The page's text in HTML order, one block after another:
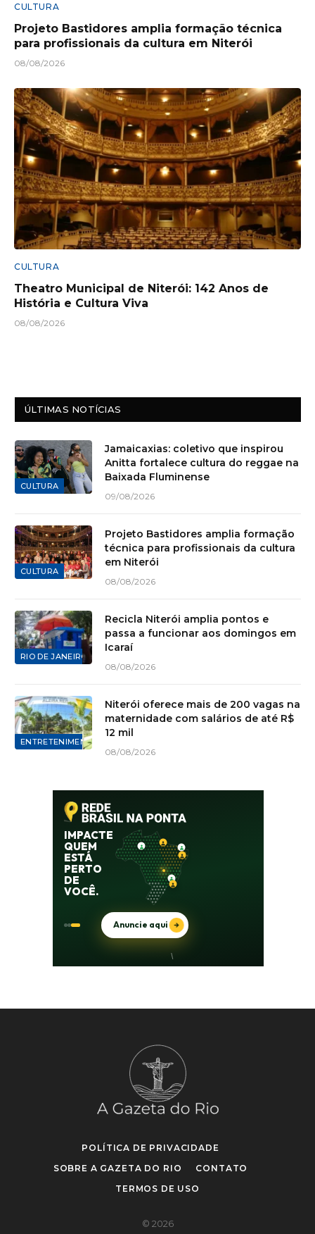
CULTURA
Projeto Bastidores amplia formação técnica
para profissionais da cultura em Niterói
08/08/2026
CULTURA
Theatro Municipal de Niterói: 142 Anos de
História e Cultura Viva
08/08/2026
ÚLTIMAS NOTÍCIAS
CULTURA
Jamaicaxias: coletivo que inspirou
Anitta fortalece cultura do reggae na
Baixada Fluminense
09/08/2026
CULTURA
Projeto Bastidores amplia formação
técnica para profissionais da cultura
em Niterói
08/08/2026
RIO DE JANEIRO
Recicla Niterói amplia pontos e
passa a funcionar aos domingos em
Icaraí
08/08/2026
ENTRETENIMENTO
Niterói oferece mais de 200 vagas na
maternidade com salários de até R$
12 mil
08/08/2026
POLÍTICA DE PRIVACIDADE
SOBRE A GAZETA DO RIO
CONTATO
TERMOS DE USO
© 2026